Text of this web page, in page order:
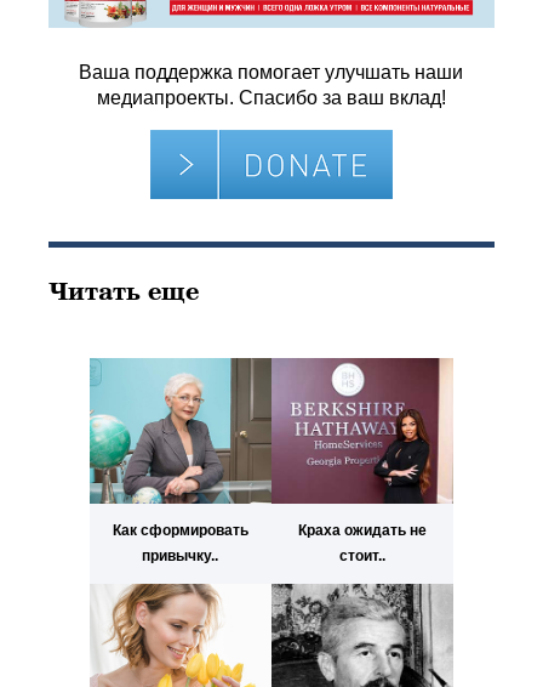
Ваша поддержка помогает улучшать наши
медиапроекты. Спасибо за ваш вклад!
Читать еще
Как сформировать
привычку..
Краха ожидать не
стоит..